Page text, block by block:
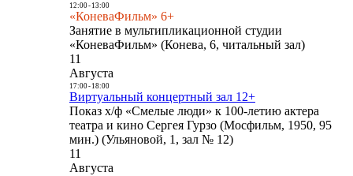
12:00- 13:00
«КоневаФильм» 6+
Занятие в мультипликационной студии
«КоневаФильм» (Конева, 6, читальный зал)
11
Августа
17:00- 18:00
Виртуальный концертный зал 12+
Показ х/ф «Смелые люди» к 100-летию актера
театра и кино Сергея Гурзо (Мосфильм, 1950, 95
мин.) (Ульяновой, 1, зал № 12)
11
Августа